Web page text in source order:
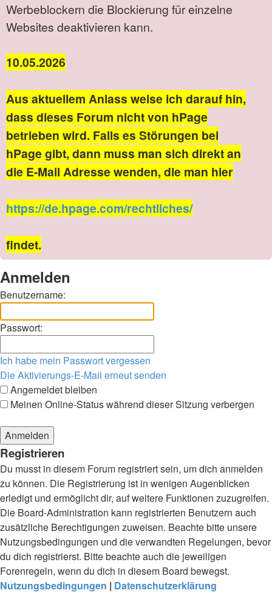
Werbeblockern die Blockierung für einzelne
Websites deaktivieren kann.
10.05.2026
Aus aktuellem Anlass weise ich darauf hin,
dass dieses Forum nicht von hPage
betrieben wird. Falls es Störungen bei
hPage gibt, dann muss man sich direkt an
die E-Mail Adresse wenden, die man hier
https://de.hpage.com/rechtliches/
findet.
Anmelden
Benutzername:
Passwort:
Ich habe mein Passwort vergessen
Die Aktivierungs-E-Mail erneut senden
Angemeldet bleiben
Meinen Online-Status während dieser Sitzung verbergen
Registrieren
Du musst in diesem Forum registriert sein, um dich anmelden
zu können. Die Registrierung ist in wenigen Augenblicken
erledigt und ermöglicht dir, auf weitere Funktionen zuzugreifen.
Die Board-Administration kann registrierten Benutzern auch
zusätzliche Berechtigungen zuweisen. Beachte bitte unsere
Nutzungsbedingungen und die verwandten Regelungen, bevor
du dich registrierst. Bitte beachte auch die jeweiligen
Forenregeln, wenn du dich in diesem Board bewegst.
Nutzungsbedingungen | Datenschutzerklärung